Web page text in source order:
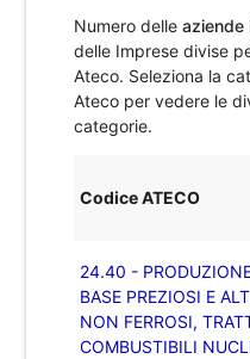
Numero delleaziende
delle Imprese divise
Ateco. Seleziona la
Ateco per vedere le
categorie.
Codice ATECO
24.40 -
BASE PREZIOSI E
NON FERROSI,
COMBUSTIBILI